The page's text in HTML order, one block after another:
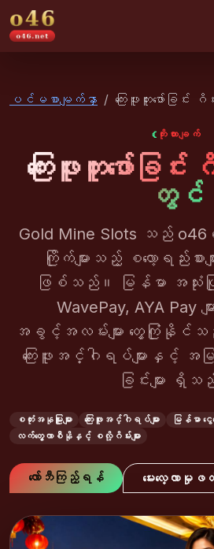
o46
ပင်မစာမျက်နှာ ကြေးဖူးတူးဖော်ခြင်း
ကိုးကားချက်
ကြေးဖူးတူးဖော်ခြင်း
တွင်
Gold Mine Slots သည်
ကြိုက်များသည့် စလော့ရည်းစ
ဖြစ်သည်။ မြန်မာ အသုံးပြု
WavePay, AYA Pay
အခွင့်အလမ်းများ တွေ့ကြုံနို
ကြေးဖူးအင်္ဂါရပ်များနှင့်
ခြင်းများ ရှိ
စတုံးအနုမြူးများ ကြေးဖူးအင်္ဂါရပ်များ
မြန်မာ ငွေ
လက်တွေ့ကာစီနိုနှင့် စလို့ဂိမ်းများ
လော်ဘီကြည့်ရန် မေးလေ့လာမှု